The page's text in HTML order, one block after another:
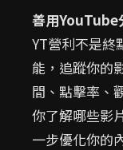
善用YouTube
YT營利不是終
能，追蹤你的
間、點擊率、
你了解哪些影
一步優化你的